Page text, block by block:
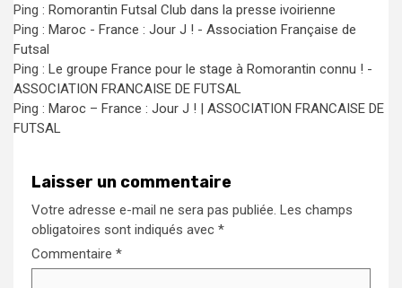
Ping : Romorantin Futsal Club dans la presse ivoirienne
Ping : Maroc - France : Jour J ! - Association Française de
Futsal
Ping : Le groupe France pour le stage à Romorantin connu ! -
ASSOCIATION FRANCAISE DE FUTSAL
Ping : Maroc – France : Jour J ! | ASSOCIATION FRANCAISE DE
FUTSAL
Laisser un commentaire
Votre adresse e-mail ne sera pas publiée. Les champs
obligatoires sont indiqués avec *
Commentaire *